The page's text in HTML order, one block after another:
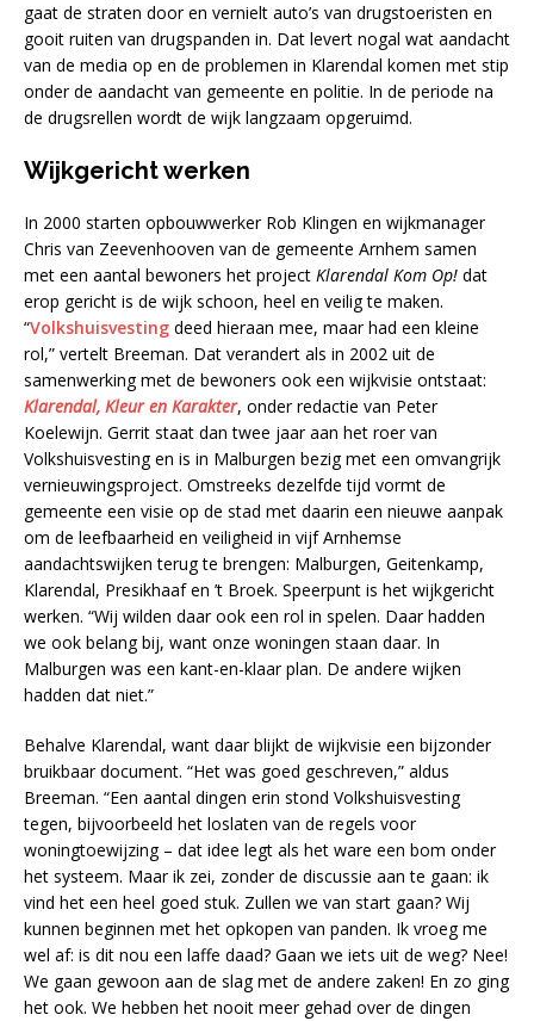
gaat de straten door en vernielt auto’s van drugstoeristen en
gooit ruiten van drugspanden in. Dat levert nogal wat aandacht
van de media op en de problemen in Klarendal komen met stip
onder de aandacht van gemeente en politie. In de periode na
de drugsrellen wordt de wijk langzaam opgeruimd.
Wijkgericht werken
In 2000 starten opbouwwerker Rob Klingen en wijkmanager
Chris van Zeevenhooven van de gemeente Arnhem samen
met een aantal bewoners het project Klarendal Kom Op! dat
erop gericht is de wijk schoon, heel en veilig te maken.
“Volkshuisvesting deed hieraan mee, maar had een kleine
rol,” vertelt Breeman. Dat verandert als in 2002 uit de
samenwerking met de bewoners ook een wijkvisie ontstaat:
Klarendal, Kleur en Karakter, onder redactie van Peter
Koelewijn. Gerrit staat dan twee jaar aan het roer van
Volkshuisvesting en is in Malburgen bezig met een omvangrijk
vernieuwingsproject. Omstreeks dezelfde tijd vormt de
gemeente een visie op de stad met daarin een nieuwe aanpak
om de leefbaarheid en veiligheid in vijf Arnhemse
aandachtswijken terug te brengen: Malburgen, Geitenkamp,
Klarendal, Presikhaaf en ’t Broek. Speerpunt is het wijkgericht
werken. “Wij wilden daar ook een rol in spelen. Daar hadden
we ook belang bij, want onze woningen staan daar. In
Malburgen was een kant-en-klaar plan. De andere wijken
hadden dat niet.”
Behalve Klarendal, want daar blijkt de wijkvisie een bijzonder
bruikbaar document. “Het was goed geschreven,” aldus
Breeman. “Een aantal dingen erin stond Volkshuisvesting
tegen, bijvoorbeeld het loslaten van de regels voor
woningtoewijzing – dat idee legt als het ware een bom onder
het systeem. Maar ik zei, zonder de discussie aan te gaan: ik
vind het een heel goed stuk. Zullen we van start gaan? Wij
kunnen beginnen met het opkopen van panden. Ik vroeg me
wel af: is dit nou een laffe daad? Gaan we iets uit de weg? Nee!
We gaan gewoon aan de slag met de andere zaken! En zo ging
het ook. We hebben het nooit meer gehad over de dingen